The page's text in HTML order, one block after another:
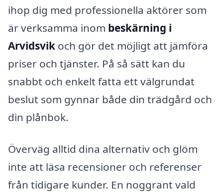
ihop dig med professionella aktörer som
är verksamma inom beskärning i
Arvidsvik och gör det möjligt att jämföra
priser och tjänster. På så sätt kan du
snabbt och enkelt fatta ett välgrundat
beslut som gynnar både din trädgård och
din plånbok.
Överväg alltid dina alternativ och glöm
inte att läsa recensioner och referenser
från tidigare kunder. En noggrant vald